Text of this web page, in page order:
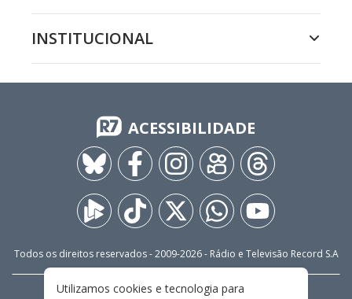
INSTITUCIONAL
ACESSIBILIDADE
Todos os direitos reservados - 2009-2026- Rádio e Televisão Record S.A
Utilizamos cookies e tecnologia para